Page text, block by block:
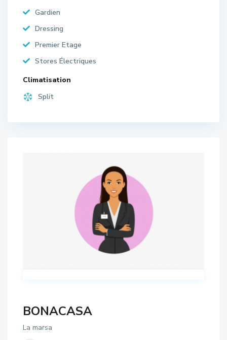
Gardien
Dressing
Premier Etage
Stores Électriques
Climatisation
Split
BONACASA
La marsa